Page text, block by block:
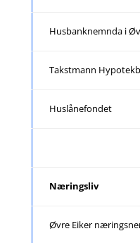
Husbanknemnda i
Takstmann
Huslånefondet
Næringsliv
Øvre Eiker